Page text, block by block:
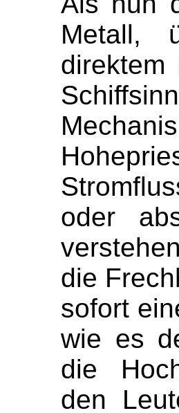
Metall,
direktem
oder
die
sofort
wie es
die
den